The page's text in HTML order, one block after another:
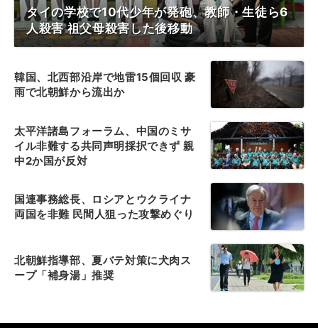
タイの学校で10代少年が発砲、教師・生徒ら6
人殺害 祖父母殺害した後移動
韓国、北西部沿岸で地雷15個回収 豪
雨で北朝鮮から流出か
太平洋諸島フォーラム、中国のミサ
イル非難する共同声明採択できず 親
中2か国が反対
国連事務総長、ロシアとウクライナ
両国を非難 民間人狙った攻撃めぐり
北朝鮮指導部、夏バテ対策に犬肉ス
ープ「補身湯」推奨